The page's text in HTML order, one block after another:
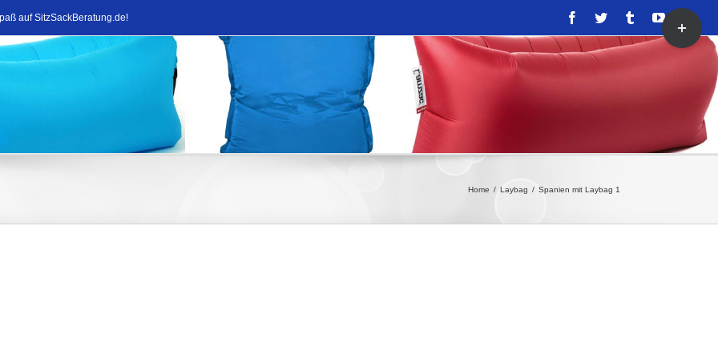
auf SitzSackBeratung.de! Facebook
Twitter TumblrYouTube
Home / Laybag / Spanien mit Laybag 1
Toggle
Sliding
Bar